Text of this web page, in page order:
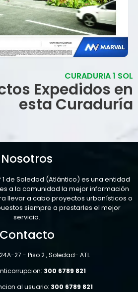
CURADURIA 1 SOL
Expedidos en
esta Curaduría
Nosotros
1 de Soledad (Atlántico) es una entidad
a la comunidad la mejor información
llevar a cabo proyectos urbanísticos o
siempre a prestarles el mejor
servicio.
Contacto
27 - Piso 2 , Soledad- ATL
300 6789 821
al usuario: 300 6789 821